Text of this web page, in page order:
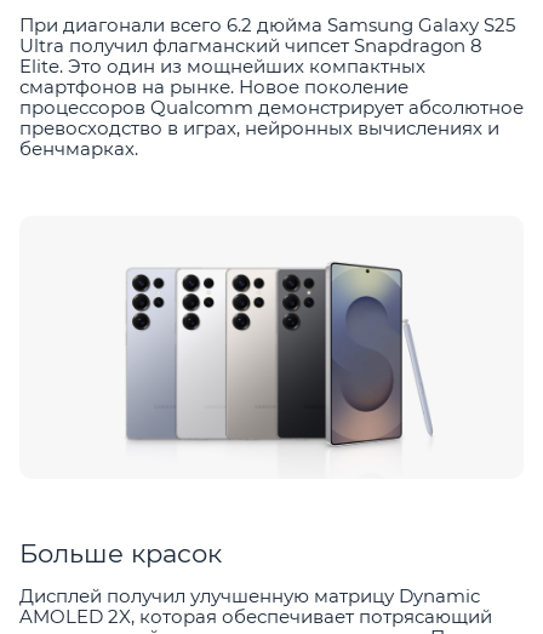
При диагонали всего 6.2 дюйма Samsung Galaxy S25
Ultra получил флагманский чипсет Snapdragon 8
Elite. Это один из мощнейших компактных
смартфонов на рынке. Новое поколение
процессоров Qualcomm демонстрирует абсолютное
превосходство в играх, нейронных вычислениях и
бенчмарках.
Больше красок
Дисплей получил улучшенную матрицу Dynamic
AMOLED 2X, которая обеспечивает потрясающий